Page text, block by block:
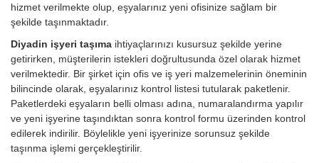
hizmet verilmekte olup, eşyalarınız yeni ofisinize sağlam bir
şekilde taşınmaktadır.
Diyadin işyeri taşıma ihtiyaçlarınızı kusursuz şekilde yerine
getirirken, müşterilerin istekleri doğrultusunda özel olarak hizmet
verilmektedir. Bir şirket için ofis ve iş yeri malzemelerinin öneminin
bilincinde olarak, eşyalarınız kontrol listesi tutularak paketlenir.
Paketlerdeki eşyaların belli olması adına, numaralandırma yapılır
ve yeni işyerine taşındıktan sonra kontrol formu üzerinden kontrol
edilerek indirilir. Böylelikle yeni işyerinize sorunsuz şekilde
taşınma işlemi gerçekleştirilir.